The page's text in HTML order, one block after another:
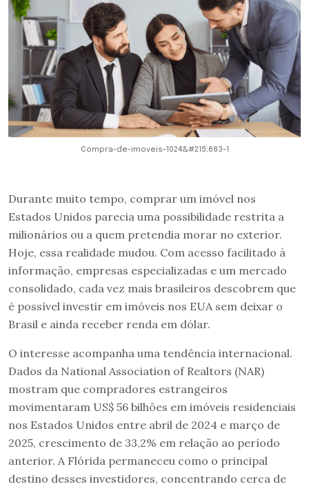
Compra-de-imoveis-1024&#215;683-1
Durante muito tempo, comprar um imóvel nos
Estados Unidos parecia uma possibilidade restrita a
milionários ou a quem pretendia morar no exterior.
Hoje, essa realidade mudou. Com acesso facilitado à
informação, empresas especializadas e um mercado
consolidado, cada vez mais brasileiros descobrem que
é possível investir em imóveis nos EUA sem deixar o
Brasil e ainda receber renda em dólar.
O interesse acompanha uma tendência internacional.
Dados da National Association of Realtors (NAR)
mostram que compradores estrangeiros
movimentaram US$ 56 bilhões em imóveis residenciais
nos Estados Unidos entre abril de 2024 e março de
2025, crescimento de 33,2% em relação ao período
anterior. A Flórida permaneceu como o principal
destino desses investidores, concentrando cerca de